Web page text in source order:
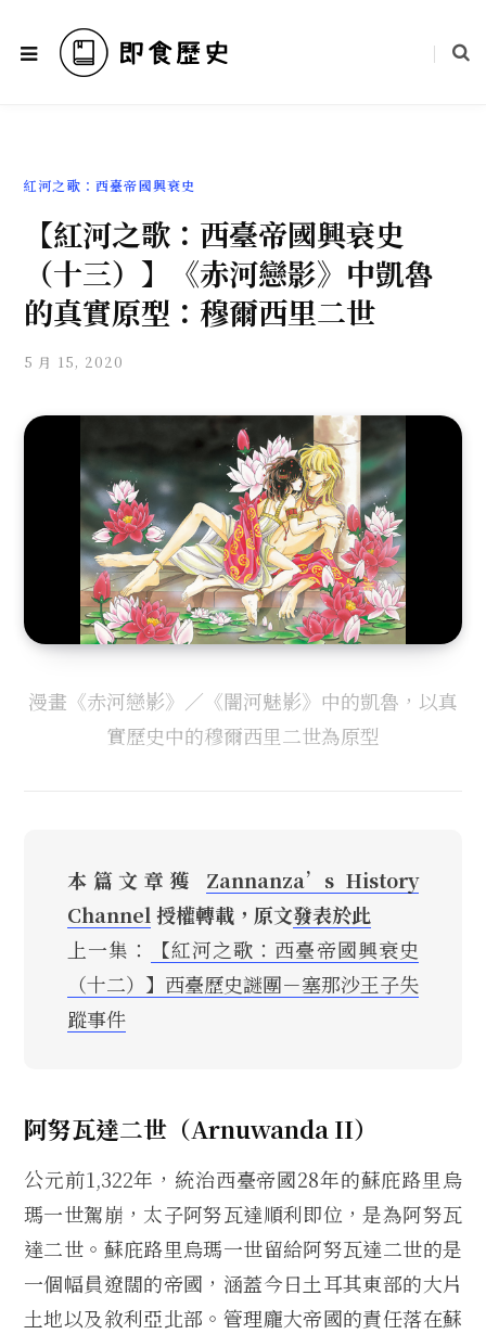
紅河之歌：西臺帝國興衰史
【紅河之歌：西臺帝國興衰史
（十三）】《赤河戀影》中凱魯
的真實原型：穆爾西里二世
5 月 15, 2020
漫畫《赤河戀影》／《闇河魅影》中的凱魯，以真
實歷史中的穆爾西里二世為原型
本篇文章獲 Zannanza’s History
Channel 授權轉載，原文發表於此
上一集：
【紅河之歌：西臺帝國興衰史
（十二）】西臺歷史謎團－塞那沙王子失
蹤事件
阿努瓦達二世（Arnuwanda II）
公元前1,322年，統治西臺帝國28年的蘇庇路里烏
瑪一世駕崩，太子阿努瓦達順利即位，是為阿努瓦
達二世。蘇庇路里烏瑪一世留給阿努瓦達二世的是
一個幅員遼闊的帝國，涵蓋今日土耳其東部的大片
土地以及敘利亞北部。管理龐大帝國的責任落在蘇